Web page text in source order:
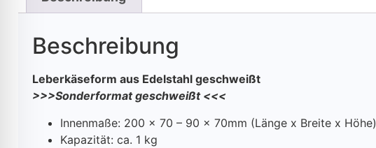
Beschreibung
Leberkäseform aus Edelstahl geschweißt
>>>Sonderformat geschweißt <<<
Innenmaße: 200 x 70 – 90 x 70mm (Länge x Breite x Höhe)
Kapazität: ca. 1 kg